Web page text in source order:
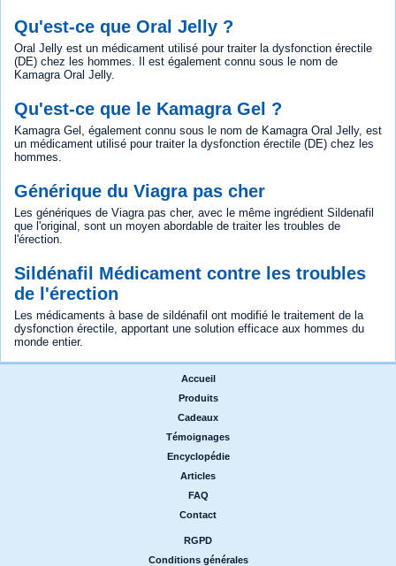
Qu'est-ce que Oral Jelly ?
Oral Jelly est un médicament utilisé pour traiter la dysfonction érectile
(DE) chez les hommes. Il est également connu sous le nom de
Kamagra Oral Jelly.
Qu'est-ce que le Kamagra Gel ?
Kamagra Gel, également connu sous le nom de Kamagra Oral Jelly, est
un médicament utilisé pour traiter la dysfonction érectile (DE) chez les
hommes.
Générique du Viagra pas cher
Les génériques de Viagra pas cher, avec le même ingrédient Sildenafil
que l'original, sont un moyen abordable de traiter les troubles de
l'érection.
Sildénafil Médicament contre les troubles
de l'érection
Les médicaments à base de sildénafil ont modifié le traitement de la
dysfonction érectile, apportant une solution efficace aux hommes du
monde entier.
Accueil
Produits
Cadeaux
Témoignages
Encyclopédie
Articles
FAQ
Contact
RGPD
Conditions générales